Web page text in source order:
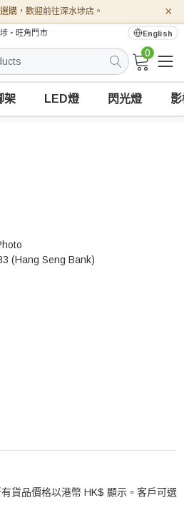
購，歡迎前往深水埗店。 ×
・旺角門市 English
0
架 LED燈 閃光燈
(Hang Seng Bank)
貨品價格以港幣 HK$ 顯示。客戶可選